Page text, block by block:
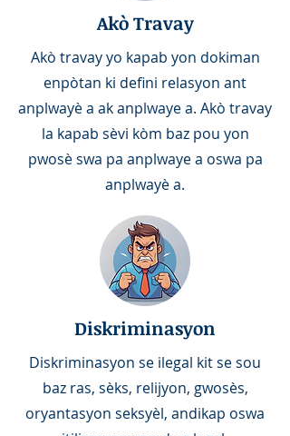
Akò Travay
Akò travay yo kapab yon dokiman
enpòtan ki defini relasyon ant
anplwayè a ak anplwaye a. Akò travay
la kapab sèvi kòm baz pou yon
pwosè swa pa anplwaye a oswa pa
anplwayè a.
Diskriminasyon
Diskriminasyon se ilegal kit se sou
baz ras, sèks, relijyon, gwosès,
oryantasyon seksyèl, andikap oswa